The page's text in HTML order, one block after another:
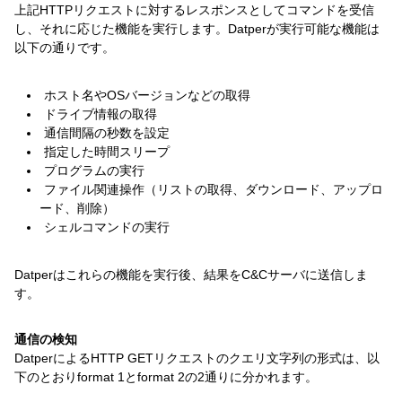
上記HTTPリクエストに対するレスポンスとしてコマンドを受信
し、それに応じた機能を実行します。Datperが実行可能な機能は
以下の通りです。
ホスト名やOSバージョンなどの取得
ドライブ情報の取得
通信間隔の秒数を設定
指定した時間スリープ
プログラムの実行
ファイル関連操作（リストの取得、ダウンロード、アップロ
ード、削除）
シェルコマンドの実行
Datperはこれらの機能を実行後、結果をC&Cサーバに送信しま
す。
通信の検知
DatperによるHTTP GETリクエストのクエリ文字列の形式は、以
下のとおりformat 1とformat 2の2通りに分かれます。